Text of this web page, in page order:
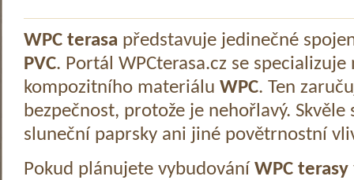
WPC terasa představuje jedinečné
PVC. Portál WPCterasa.cz se specializuje
kompozitního materiálu WPC. Ten
bezpečnost, protože je nehořlavý.
sluneční paprsky ani jiné povětrnostní
Pokud plánujete vybudování WPC terasy